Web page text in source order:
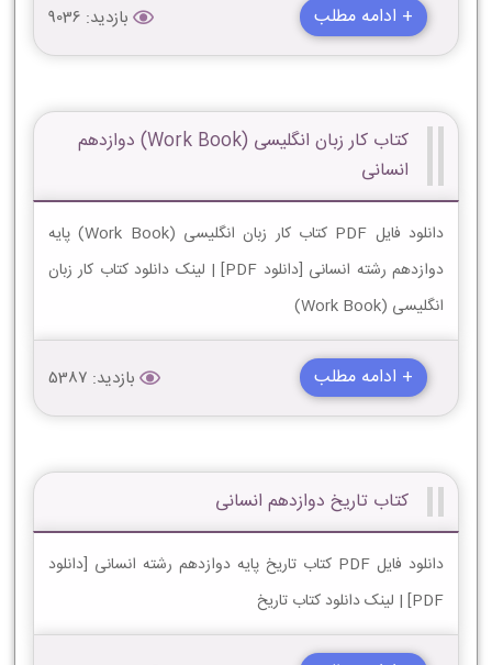
+ ادامه مطلب بازدید: 9036
کتاب کار زبان انگلیسی (Work Book) دوازدهم
انسانی
دانلود فایل PDF کتاب کار زبان انگلیسی (Work Book) پایه
دوازدهم رشته انسانی [دانلود PDF] | لینک دانلود کتاب کار زبان
انگلیسی (Work Book)
+ ادامه مطلب بازدید: 5387
کتاب تاریخ دوازدهم انسانی
دانلود فایل PDF کتاب تاریخ پایه دوازدهم رشته انسانی [دانلود
PDF] | لینک دانلود کتاب تاریخ